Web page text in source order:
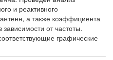
и реактивного
а также коэффициента
от частоты.
графические